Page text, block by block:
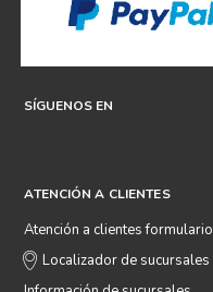
SÍGUENOS EN
ATENCIÓN A CLIENTES
Atención a clientes formulario
Localizador de sucursales